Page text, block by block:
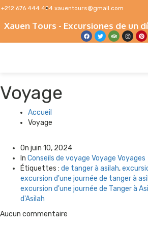
+212 676 444 424 xauentours@gmail.com
Xauen Tours - Excursiones de un
Voyage
Accueil
Voyage
On juin 10, 2024
In Conseils de voyage Voyage Voyages
Étiquettes : de tanger à asilah,
excursion d'une journée de tanger à
excursion d'une journée de Tanger à
d'Asilah
Aucun commentaire